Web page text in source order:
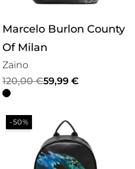
Marcelo Burlon County
Of Milan
Zaino
120,00€
Il
prezzo
originale
era:
120,00 €.
59,99 €
Il
prezzo
attuale
è:
-50%